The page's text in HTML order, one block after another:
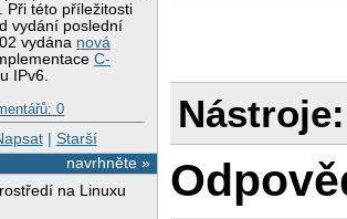
. Při této příležitosti
vydání poslední
vydána nová
C-
IPv6.
0
| Starší
navrhněte »
na Linuxu
Nástroje: